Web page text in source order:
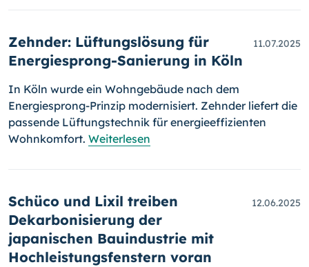
Zehnder: Lüftungslösung für
Energiesprong-Sanierung in Köln
11.07.2025
In Köln wurde ein Wohngebäude nach dem
Energiesprong-Prinzip modernisiert. Zehnder liefert die
passende Lüftungstechnik für energieeffizienten
Wohnkomfort. Weiterlesen
Schüco und Lixil treiben
Dekarbonisierung der
japanischen Bauindustrie mit
Hochleistungsfenstern voran
12.06.2025